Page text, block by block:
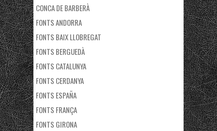
CONCA DE BARBERÀ
FONTS ANDORRA
FONTS BAIX LLOBREGAT
FONTS BERGUEDÀ
FONTS CATALUNYA
FONTS CERDANYA
FONTS ESPAÑA
FONTS FRANÇA
FONTS GIRONA